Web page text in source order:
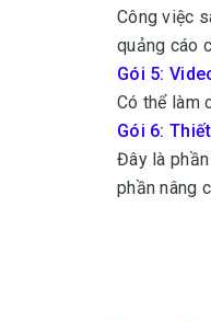
Công việc
quảng cáo
Gói 5:
Có thể làm
Gói 6:
Đây là
phần nâng